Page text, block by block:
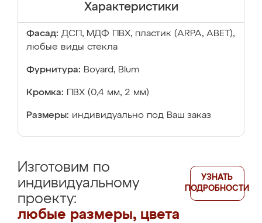
Характеристики
Фасад: ДСП, МДФ ПВХ, пластик (ARPA, ABET),
любые виды стекла
Фурнитура: Boyard, Blum
Кромка: ПВХ (0,4 мм, 2 мм)
Размеры: индивидуально под Ваш заказ
Изготовим по
индивидуальному
проекту:
любые размеры, цвета
УЗНАТЬ
ПОДРОБНОСТИ